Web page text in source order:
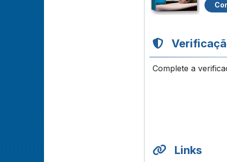
Complete a
Links